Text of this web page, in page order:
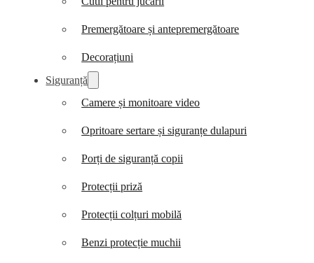
Premergătoare și antepremergătoare
Decorațiuni
Siguranță
Camere și monitoare video
Opritoare sertare și siguranțe dulapuri
Porți de siguranță copii
Protecții priză
Protecții colțuri mobilă
Benzi protecție muchii